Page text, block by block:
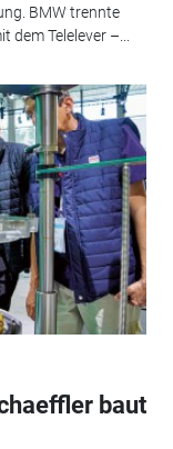
BMW trennte
Telelever –...
baut